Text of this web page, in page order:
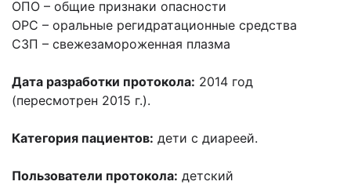
ОПО – общие признаки опасности
ОРС – оральные регидратационные средства
СЗП – свежезамороженная плазма
Дата разработки протокола: 2014 год
(пересмотрен 2015 г.).
Категория пациентов: дети с диареей.
Пользователи протокола: детский